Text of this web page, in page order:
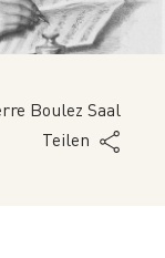
Boulez Saal
Teilen